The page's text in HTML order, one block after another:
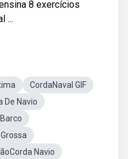
8 exercícios
...
CordaNaval GIF
De Navio
Navio